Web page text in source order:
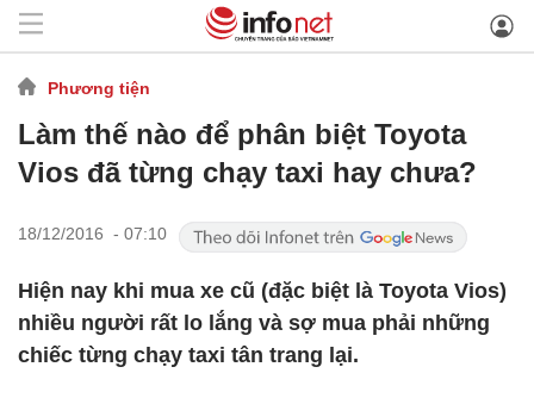
Phương tiện
Làm thế nào để phân biệt Toyota
Vios đã từng chạy taxi hay chưa?
18/12/2016 - 07:10
Hiện nay khi mua xe cũ (đặc biệt là Toyota Vios)
nhiều người rất lo lắng và sợ mua phải những
chiếc từng chạy taxi tân trang lại.